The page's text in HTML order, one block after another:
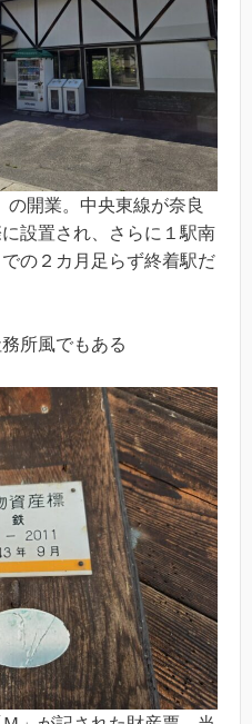
開業。中央東線が奈良
設置され、さらに１駅南
の２カ月足らず終着駅だ
所風でもある